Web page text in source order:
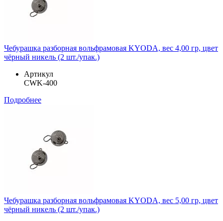
Чебурашка разборная вольфрамовая KYODA, вес 4,00 гр, цвет
чёрный никель (2 шт./упак.)
Артикул
CWK-400
Подробнее
Чебурашка разборная вольфрамовая KYODA, вес 5,00 гр, цвет
чёрный никель (2 шт./упак.)